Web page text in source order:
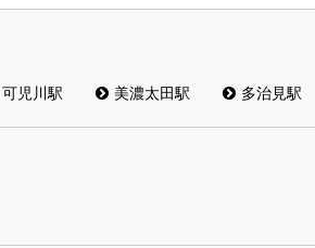
可児川駅 美濃太田駅 多治見駅